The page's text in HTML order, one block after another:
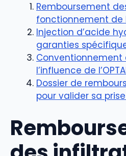
Remboursement
fonctionnement de
Injection d’acide
garanties
Conventionnement
l’influence de
Dossier de
pour valider sa